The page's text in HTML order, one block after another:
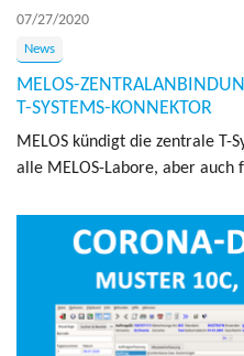
07/27/2020
News
MELOS-
T-SYSTEMS-KONNEKTOR
MELOS kündigt die zen­trale T-
alle MELOS-La­bore, aber auch